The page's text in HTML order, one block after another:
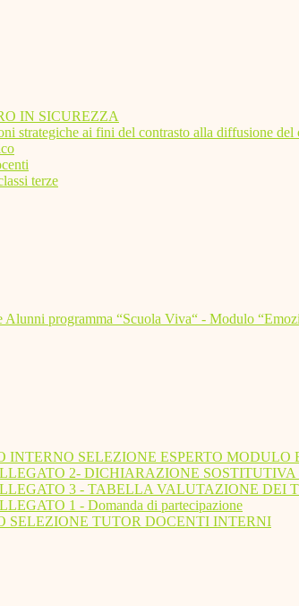
IN SICUREZZA
strategiche ai fini del contrasto alla diffusione
terze
Alunni programma “Scuola Viva“ - Modulo
INTERNO SELEZIONE ESPERTO MODULO
2- DICHIARAZIONE
3 - TABELLA VALUTAZIONE DEI
1 - Domanda di partecipazione
SELEZIONE TUTOR DOCENTI INTERNI